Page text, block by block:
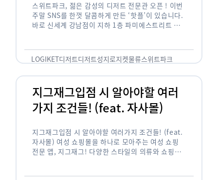
스위트파크, 젊은 감성의 디저트 전문관 오픈 ! 이번
주말 SNS를 한껏 달콤하게 만든 ‘핫플’이 있습니다.
바로 신세계 강남점이 지하 1층 파미에스트리트 분
LOGIKET디저트디저트성지로지켓물류스위트파크
지그재그입점 시 알아야할 여러
가지 조건들! (feat. 자사몰)
지그재그입점 시 알아야할 여러가지 조건들! (feat.
자사몰) 여성 쇼핑몰을 하나로 모아주는 여성 쇼핑
전문 앱, 지그재그! 다양한 스타일의 의류와 쇼핑몰